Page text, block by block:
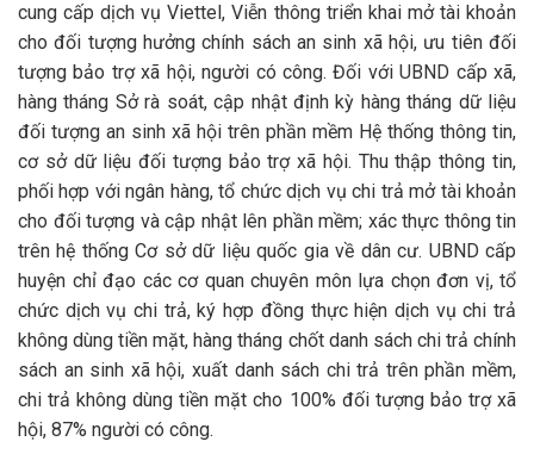
cung cấp dịch vụ Viettel, Viễn thông triển khai mở tài khoản
cho đối tượng hưởng chính sách an sinh xã hội, ưu tiên đối
tượng bảo trợ xã hội, người có công. Đối với UBND cấp xã,
hàng tháng Sở rà soát, cập nhật định kỳ hàng tháng dữ liệu
đối tượng an sinh xã hội trên phần mềm Hệ thống thông tin,
cơ sở dữ liệu đối tượng bảo trợ xã hội. Thu thập thông tin,
phối hợp với ngân hàng, tổ chức dịch vụ chi trả mở tài khoản
cho đối tượng và cập nhật lên phần mềm; xác thực thông tin
trên hệ thống Cơ sở dữ liệu quốc gia về dân cư. UBND cấp
huyện chỉ đạo các cơ quan chuyên môn lựa chọn đơn vị, tổ
chức dịch vụ chi trả, ký hợp đồng thực hiện dịch vụ chi trả
không dùng tiền mặt, hàng tháng chốt danh sách chi trả chính
sách an sinh xã hội, xuất danh sách chi trả trên phần mềm,
chi trả không dùng tiền mặt cho 100% đối tượng bảo trợ xã
hội, 87% người có công.